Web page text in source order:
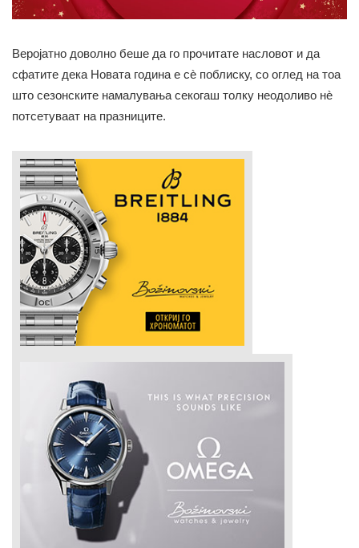
Веројатно доволно беше да го прочитате насловот и да
сфатите дека Новата година е сè поблиску, со оглед на тоа
што сезонските намалувања секогаш толку неодоливо нè
потсетуваат на празниците.